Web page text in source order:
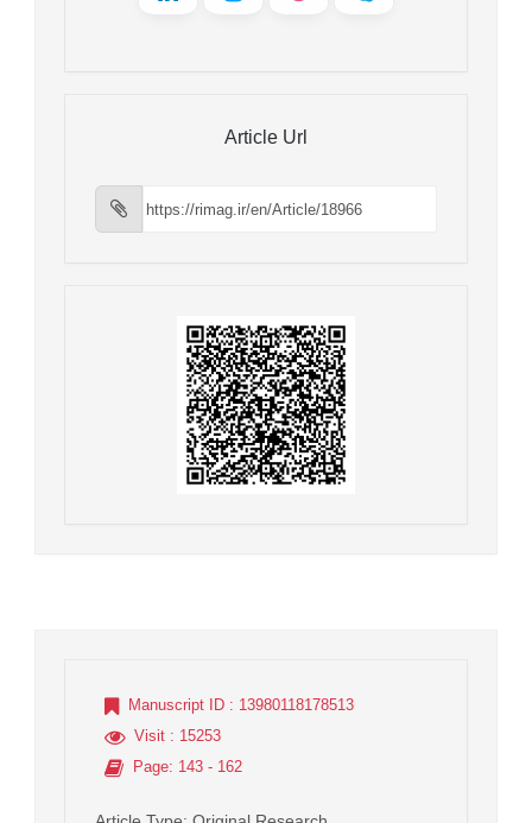
Article Url
Manuscript ID : 13980118178513
Visit : 15253
Page: 143 - 162